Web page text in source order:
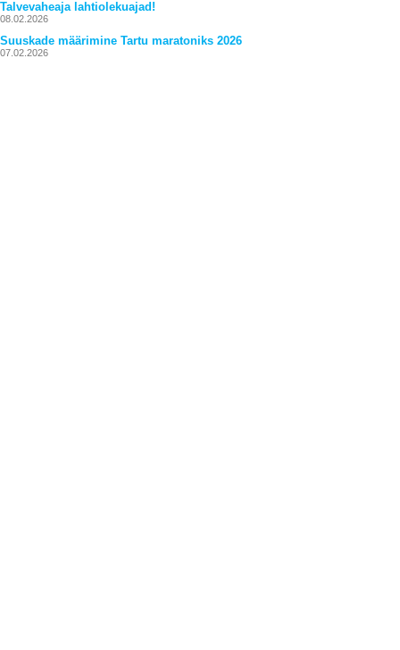
Talvevaheaja lahtiolekuajad!
08.02.2026
Suuskade määrimine Tartu maratoniks 2026
07.02.2026